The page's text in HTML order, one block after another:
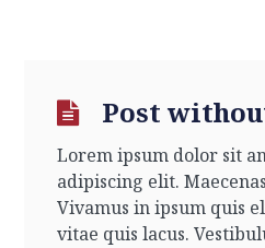
Post
Lorem ipsum dolor sit
adipiscing elit.
Vivamus in ipsum quis
vitae quis lacus.